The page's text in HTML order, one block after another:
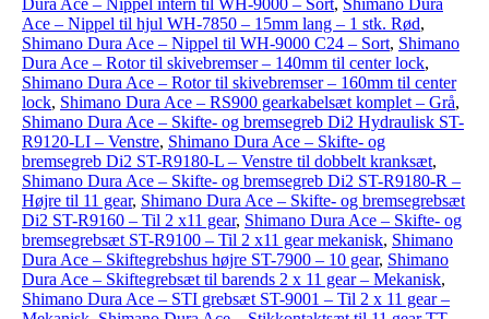
Dura Ace – Nippel intern til WH-9000 – Sort, Shimano Dura
Ace – Nippel til hjul WH-7850 – 15mm lang – 1 stk. Rød,
Shimano Dura Ace – Nippel til WH-9000 C24 – Sort, Shimano
Dura Ace – Rotor til skivebremser – 140mm til center lock,
Shimano Dura Ace – Rotor til skivebremser – 160mm til center
lock, Shimano Dura Ace – RS900 gearkabelsæt komplet – Grå,
Shimano Dura Ace – Skifte- og bremsegreb Di2 Hydraulisk ST-
R9120-LI – Venstre, Shimano Dura Ace – Skifte- og
bremsegreb Di2 ST-R9180-L – Venstre til dobbelt kranksæt,
Shimano Dura Ace – Skifte- og bremsegreb Di2 ST-R9180-R –
Højre til 11 gear, Shimano Dura Ace – Skifte- og bremsegrebsæt
Di2 ST-R9160 – Til 2 x11 gear, Shimano Dura Ace – Skifte- og
bremsegrebsæt ST-R9100 – Til 2 x11 gear mekanisk, Shimano
Dura Ace – Skiftegrebshus højre ST-7900 – 10 gear, Shimano
Dura Ace – Skiftegrebsæt til barends 2 x 11 gear – Mekanisk,
Shimano Dura Ace – STI grebsæt ST-9001 – Til 2 x 11 gear –